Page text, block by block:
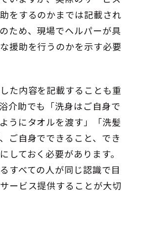
をするのかまでは記載され
ため、現場でヘルパーが具
援助を行うのかを示す必要
た内容を記載することも重
介助でも「洗身はご自身で
うにタオルを渡す」「洗髪
ご自身でできること、でき
しておく必要があります。
すべての人が同じ認識で目
ービス提供することが大切